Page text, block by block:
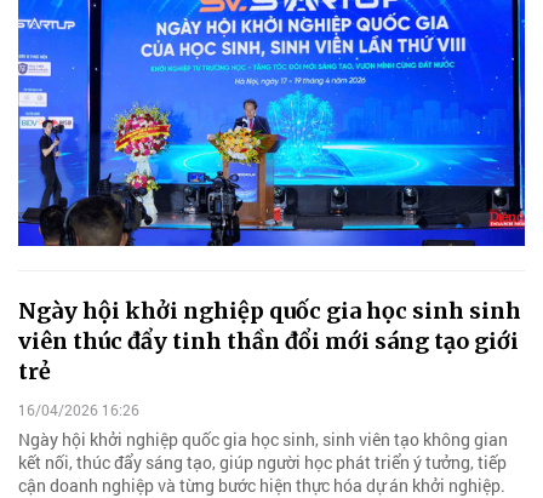
Ngày hội khởi nghiệp quốc gia học sinh sinh
viên thúc đẩy tinh thần đổi mới sáng tạo giới
trẻ
16/04/2026 16:26
Ngày hội khởi nghiệp quốc gia học sinh, sinh viên tạo không gian
kết nối, thúc đẩy sáng tạo, giúp người học phát triển ý tưởng, tiếp
cận doanh nghiệp và từng bước hiện thực hóa dự án khởi nghiệp.